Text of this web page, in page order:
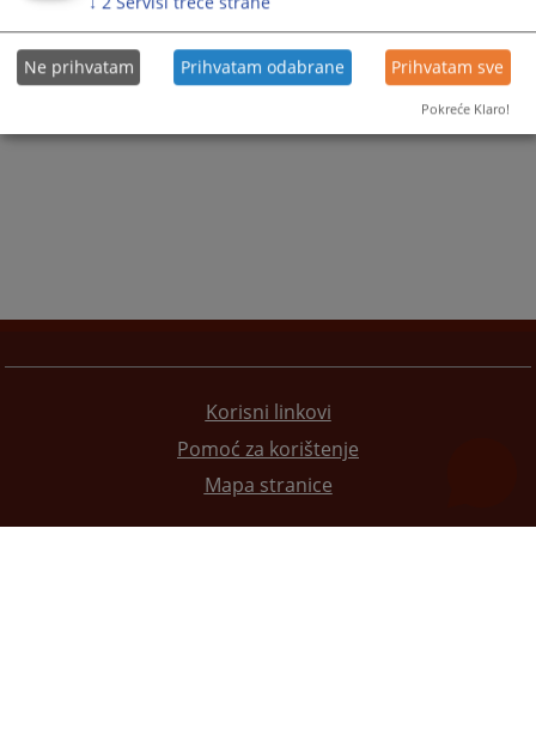
Korisni linkovi
Pomoć za korištenje
Mapa stranice
Ne prihvatam Prihvatam odabrane Prihvatam sve
Pokreće Klaro!